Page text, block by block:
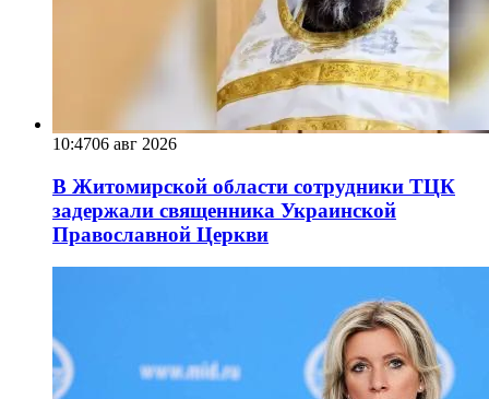
10:4706 авг 2026
В Житомирской области сотрудники ТЦК
задержали священника Украинской
Православной Церкви